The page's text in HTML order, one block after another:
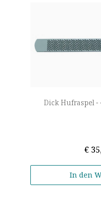
Dick Hufraspel -
€
In den